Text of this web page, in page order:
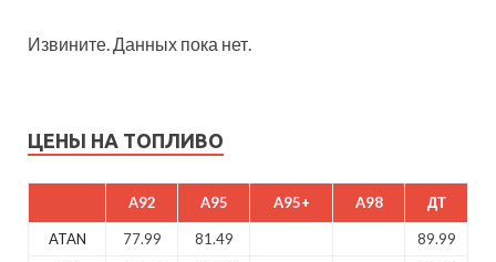
Извините. Данных пока нет.
ЦЕНЫ НА ТОПЛИВО
A92 A95 A95+ A98 ДТ
ATAN 77.99 81.49
89.99